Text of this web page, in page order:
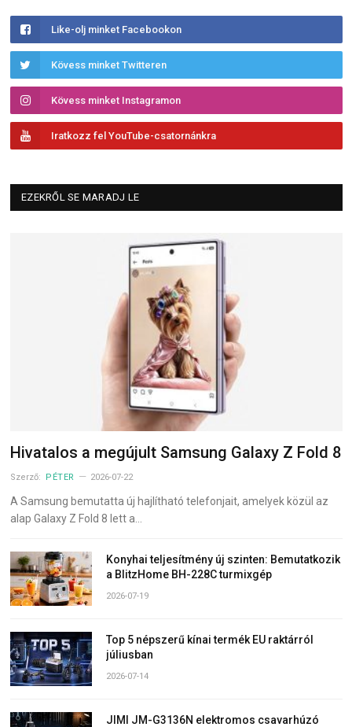
Like-olj minket Facebookon
Kövess minket Twitteren
Kövess minket Instagramon
Iratkozz fel YouTube-csatornánkra
EZEKRŐL SE MARADJ LE
Hivatalos a megújult Samsung Galaxy Z Fold 8
Szerző: PÉTER 2026-07-22
A Samsung bemutatta új hajlítható telefonjait, amelyek közül az
alap Galaxy Z Fold 8 lett a…
Konyhai teljesítmény új szinten: Bemutatkozik
a BlitzHome BH-228C turmixgép
2026-07-19
Top 5 népszerű kínai termék EU raktárról
júliusban
2026-07-14
JIMI JM-G3136N elektromos csavarhúzó